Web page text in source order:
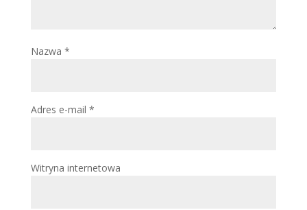
Nazwa *
Adres e-mail *
Witryna internetowa